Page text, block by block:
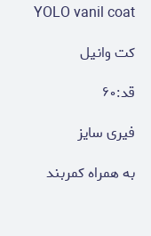
YOLO vanil coat
کت وانیل
قد:۶۰
فیری سایز
به همراه کمربند